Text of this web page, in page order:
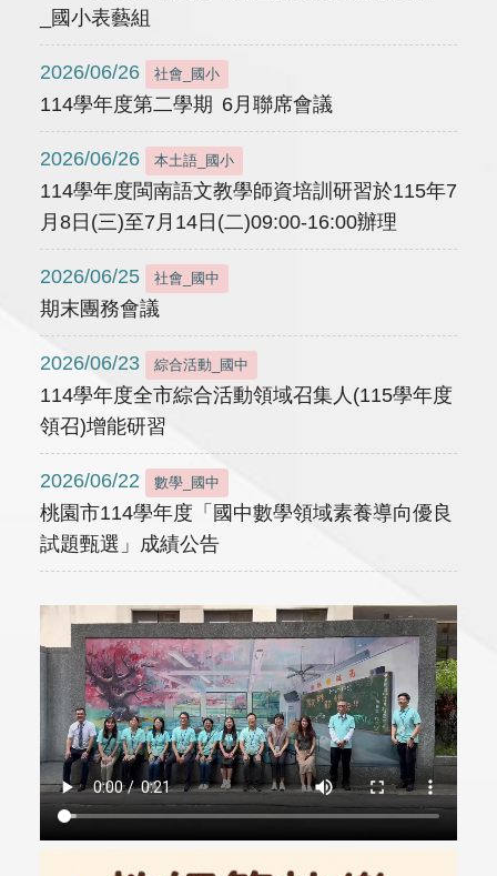
_國小表藝組
2026/06/26 社會_國小
114學年度第二學期 6月聯席會議
2026/06/26 本土語_國小
114學年度閩南語文教學師資培訓研習於115年7
月8日(三)至7月14日(二)09:00-16:00辦理
2026/06/25 社會_國中
期末團務會議
2026/06/23 綜合活動_國中
114學年度全市綜合活動領域召集人(115學年度
領召)增能研習
2026/06/22 數學_國中
桃園市114學年度「國中數學領域素養導向優良
試題甄選」成績公告